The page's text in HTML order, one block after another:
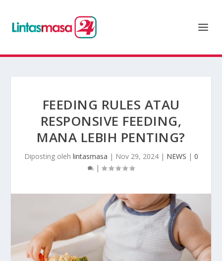
FEEDING RULES ATAU
RESPONSIVE FEEDING,
MANA LEBIH PENTING?
Diposting oleh lintasmasa | Nov 29, 2024| NEWS | 0
|